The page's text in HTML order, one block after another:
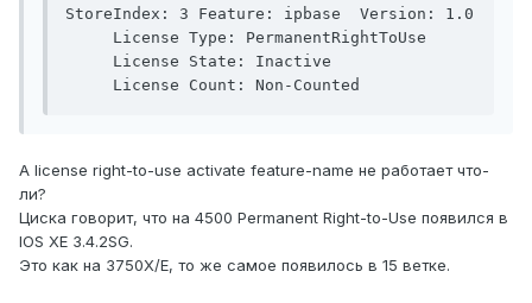
StoreIndex: 3 Feature: ipbase  Version: 1.0
А license right-to-use activate feature-name не работает что-
ли?
Циска говорит, что на 4500 Permanent Right-to-Use появился в
IOS XE 3.4.2SG.
Это как на 3750X/E, то же самое появилось в 15 ветке.